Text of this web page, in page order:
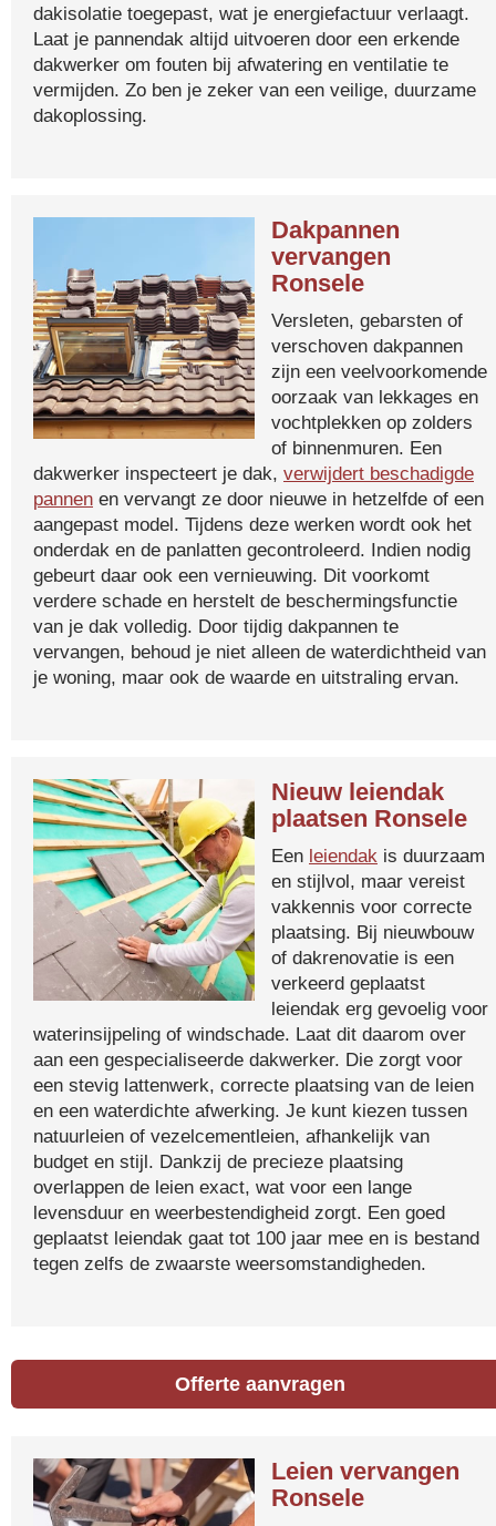
dakisolatie toegepast, wat je energiefactuur verlaagt.
Laat je pannendak altijd uitvoeren door een erkende
dakwerker om fouten bij afwatering en ventilatie te
vermijden. Zo ben je zeker van een veilige, duurzame
dakoplossing.
Dakpannen
vervangen
Ronsele
Versleten, gebarsten of
verschoven dakpannen
zijn een veelvoorkomende
oorzaak van lekkages en
vochtplekken op zolders
of binnenmuren. Een
dakwerker inspecteert je dak, verwijdert beschadigde
pannen en vervangt ze door nieuwe in hetzelfde of een
aangepast model. Tijdens deze werken wordt ook het
onderdak en de panlatten gecontroleerd. Indien nodig
gebeurt daar ook een vernieuwing. Dit voorkomt
verdere schade en herstelt de beschermingsfunctie
van je dak volledig. Door tijdig dakpannen te
vervangen, behoud je niet alleen de waterdichtheid van
je woning, maar ook de waarde en uitstraling ervan.
Nieuw leiendak
plaatsen Ronsele
Een leiendak is duurzaam
en stijlvol, maar vereist
vakkennis voor correcte
plaatsing. Bij nieuwbouw
of dakrenovatie is een
verkeerd geplaatst
leiendak erg gevoelig voor
waterinsijpeling of windschade. Laat dit daarom over
aan een gespecialiseerde dakwerker. Die zorgt voor
een stevig lattenwerk, correcte plaatsing van de leien
en een waterdichte afwerking. Je kunt kiezen tussen
natuurleien of vezelcementleien, afhankelijk van
budget en stijl. Dankzij de precieze plaatsing
overlappen de leien exact, wat voor een lange
levensduur en weerbestendigheid zorgt. Een goed
geplaatst leiendak gaat tot 100 jaar mee en is bestand
tegen zelfs de zwaarste weersomstandigheden.
Offerte aanvragen
Leien vervangen
Ronsele